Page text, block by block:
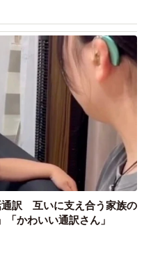
通訳 互いに支え合う家族の
かわいい通訳さん」